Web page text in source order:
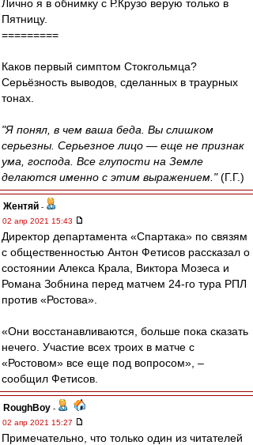
Лично я в обнимку с Р.Крузо верую только в
Пятницу.
=========
Каков первый симптом Стокгольмца?
Серьёзность выводов, сделанных в траурных
тонах.
"Я понял, в чем ваша беда. Вы слишком
серьезны. Серьезное лицо — еще не признак
ума, господа. Все глупости на Земле
делаются именно с этим выражением."(Г.Г.)
Жентяй -
02 апр 2021 15:43
Директор департамента «Спартака» по связям
с общественностью Антон Фетисов рассказал о
состоянии Алекса Крала, Виктора Мозеса и
Романа Зобнина перед матчем 24-го тура РПЛ
против «Ростова».
«Они восстанавливаются, больше пока сказать
нечего. Участие всех троих в матче с
«Ростовом» все еще под вопросом», –
сообщил Фетисов.
RoughBoy -
02 апр 2021 15:27
Примечательно, что только один из читателей